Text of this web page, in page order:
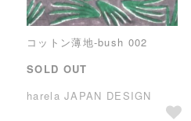
コットン薄地-bush 002
SOLD OUT
harela JAPAN DESIGN